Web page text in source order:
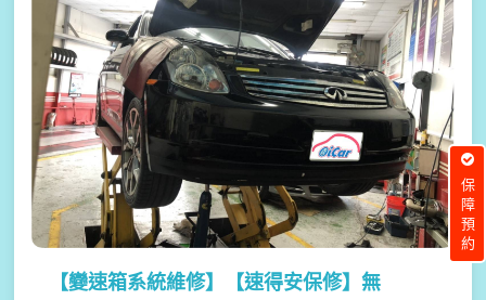
【變速箱系統維修】
【速得安保修】無
保障預約